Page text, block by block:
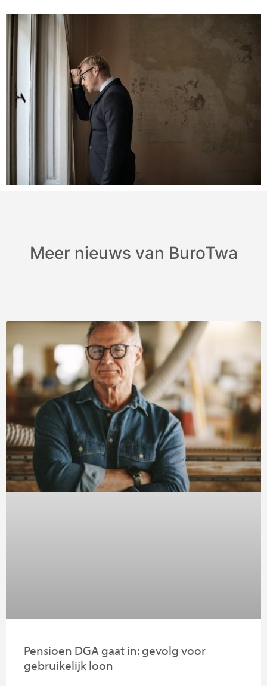
Meer nieuws van BuroTwa
Pensioen DGA gaat in: gevolg voor
gebruikelijk loon